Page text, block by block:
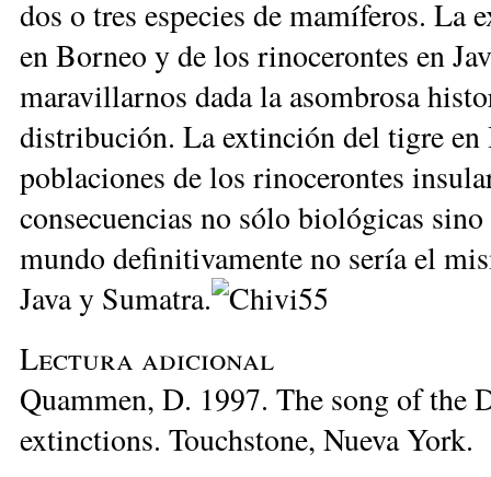
dos o tres especies de mamíferos.
en Borneo y de los rinocerontes en
maravillarnos dada la asombrosa
distribución. La extinción del tigre en
poblaciones de los rinocerontes
consecuencias no sólo biológicas
mundo definitivamente no sería el
Java y Sumatra.
Lectura adicional
Quammen, D. 1997. The song of the
extinctions. Touchstone, Nueva York.